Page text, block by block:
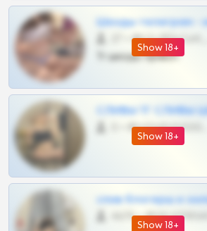
Show 18+
Шкоды телеграм -
Тг шкоды приват
Show 18+
СЛИВЫ ТГ СЛИВЫ
Show 18+
слив блогерш и
4675 •